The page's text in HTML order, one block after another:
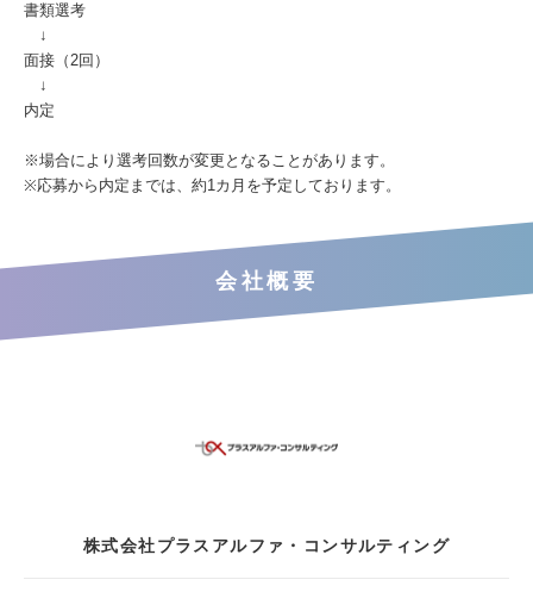
書類選考
↓
面接（2回）
↓
内定
※場合により選考回数が変更となることがあります。
※応募から内定までは、約1カ月を予定しております。
会社概要
株式会社プラスアルファ・コンサルティング